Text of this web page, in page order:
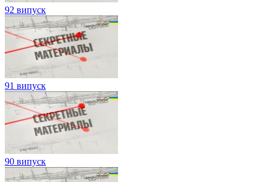
92 випуск
91 випуск
90 випуск